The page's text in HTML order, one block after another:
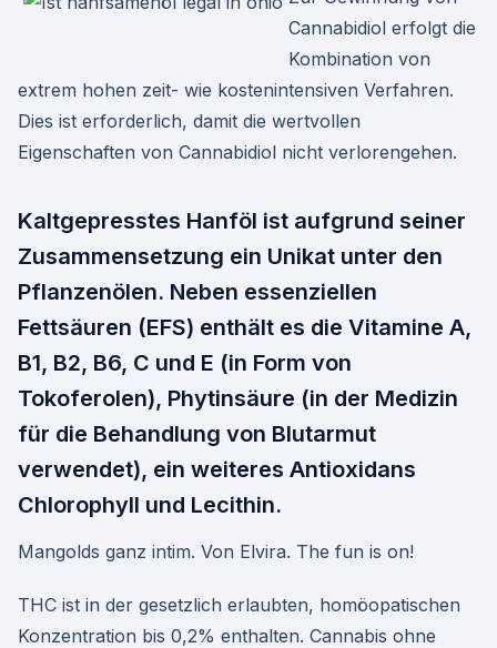
Cannabidiol erfolgt die
Kombination von
extrem hohen zeit- wie kostenintensiven Verfahren.
Dies ist erforderlich, damit die wertvollen
Eigenschaften von Cannabidiol nicht verlorengehen.
Kaltgepresstes Hanföl ist aufgrund seiner
Zusammensetzung ein Unikat unter den
Pflanzenölen. Neben essenziellen
Fettsäuren (EFS) enthält es die Vitamine A,
B1, B2, B6, C und E (in Form von
Tokoferolen), Phytinsäure (in der Medizin
für die Behandlung von Blutarmut
verwendet), ein weiteres Antioxidans
Chlorophyll und Lecithin.
Mangolds ganz intim. Von Elvira. The fun is on!
THC ist in der gesetzlich erlaubten, homöopatischen
Konzentration bis 0,2% enthalten. Cannabis ohne